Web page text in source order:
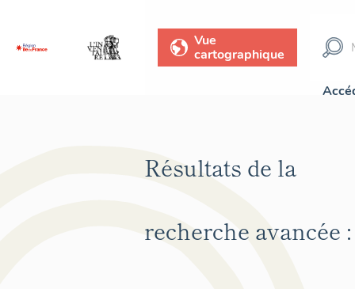
Vue
cartographique
Résultats de la
recherche avancée :